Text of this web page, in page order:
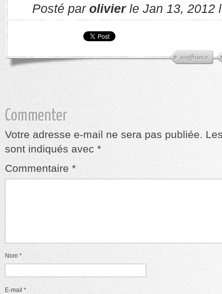
Posté par olivierle Jan 13, 2012
souffrance
Commenter
Votre adresse e-mail ne sera pas publiée.
sont indiqués avec *
Commentaire *
Nom *
E-mail *